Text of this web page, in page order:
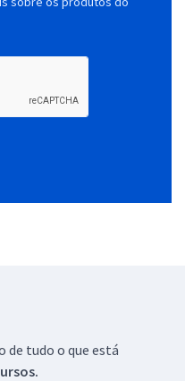
de tudo o que está